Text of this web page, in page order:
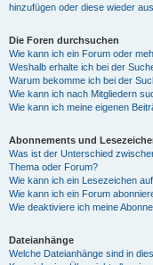
hinzufügen oder diese wieder
Die Foren durchsuchen
Wie kann ich ein Forum oder
Weshalb erhalte ich bei der
Warum bekomme ich bei der
Wie kann ich nach Mitgliedern
Wie kann ich meine eigenen
Abonnements und
Was ist der Unterschied
Thema oder Forum?
Wie kann ich ein Lesezeichen
Wie kann ich ein Forum
Wie deaktiviere ich meine
Dateianhänge
Welche Dateianhänge sind in